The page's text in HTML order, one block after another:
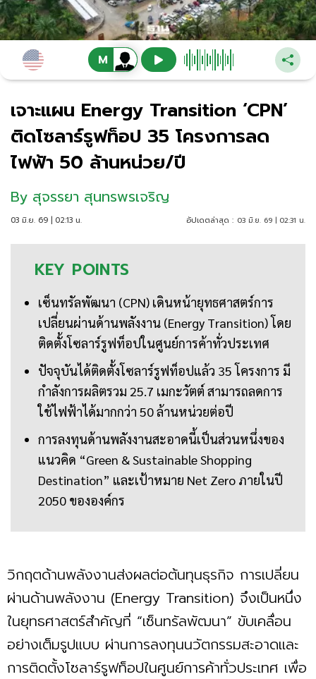
เจาะแผน Energy Transition ‘CPN’
ติดโซลาร์รูฟท็อป 35 โครงการลด
ไฟฟ้า 50 ล้านหน่วย/ปี
By สุจรรยา สุนทรพรเจริญ
03 มิ.ย. 69 | 02:13 น. อัปเดตล่าสุด : 03 มิ.ย. 69 | 02:31 น.
KEY POINTS
เซ็นทรัลพัฒนา (CPN) เดินหน้ายุทธศาสตร์การ
เปลี่ยนผ่านด้านพลังงาน (Energy Transition) โดย
ติดตั้งโซลาร์รูฟท็อปในศูนย์การค้าทั่วประเทศ
ปัจจุบันได้ติดตั้งโซลาร์รูฟท็อปแล้ว 35 โครงการ มี
กำลังการผลิตรวม 25.7 เมกะวัตต์ สามารถลดการ
ใช้ไฟฟ้าได้มากกว่า 50 ล้านหน่วยต่อปี
การลงทุนด้านพลังงานสะอาดนี้เป็นส่วนหนึ่งของ
แนวคิด “Green & Sustainable Shopping
Destination” และเป้าหมาย Net Zero ภายในปี
2050 ขององค์กร
วิกฤตด้านพลังงานส่งผลต่อต้นทุนธุรกิจ การเปลี่ยน
ผ่านด้านพลังงาน (Energy Transition) จึงเป็นหนึ่ง
ในยุทธศาสตร์สำคัญที่ “เซ็นทรัลพัฒนา” ขับเคลื่อน
อย่างเต็มรูปแบบ ผ่านการลงทุนนวัตกรรมสะอาดและ
การติดตั้งโซลาร์รูฟท็อปในศูนย์การค้าทั่วประเทศ เพื่อ